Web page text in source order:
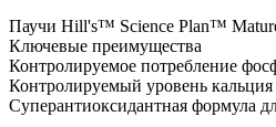
Паучи Hill's™ Science Plan™
Ключевые преимущества
Контролируемое потребление
Контролируемый уровень
Суперантиоксидантная формула